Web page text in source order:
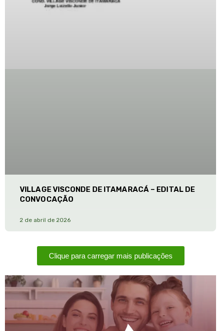
VILLAGE VISCONDE DE ITAMARACÁ – EDITAL DE
CONVOCAÇÃO
2 de abril de 2026
Clique para carregar mais publicações